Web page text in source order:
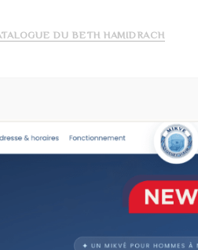
DU BETH HAMIDRACH